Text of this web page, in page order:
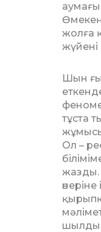
жолға
жүйені
Шын
тұста
Ол –
жазды.